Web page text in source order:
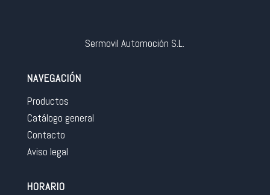
Sermovil Automoción S.L.
NAVEGACIÓN
Productos
Catálogo general
Contacto
Aviso legal
HORARIO